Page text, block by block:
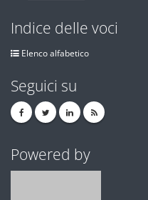
Indice delle voci
Elenco alfabetico
Seguici su
Powered by